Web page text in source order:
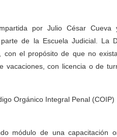
por Julio César Cueva
de la Escuela Judicial. La
el propósito de que no
con licencia o de
Orgánico Integral Penal
módulo de una capacitación